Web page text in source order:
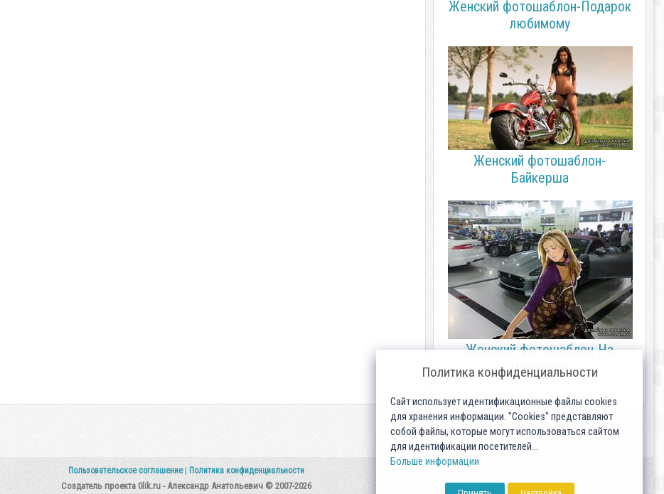
Женский фотошаблон-Подарок
любимому
Женский фотошаблон-
Байкерша
Женский фотошаблон-На
моторшоу
Пользовательское соглашение Политика конфиденциальности
Создатель проекта 0lik.ru - Александр Анатольевич © 2007-2026
Политика конфиденциальности
Сайт использует идентификационные файлы cookies
для хранения информации. "Cookies" представляют
собой файлы, которые могут использоваться сайтом
для идентификации посетителей...
Больше информации